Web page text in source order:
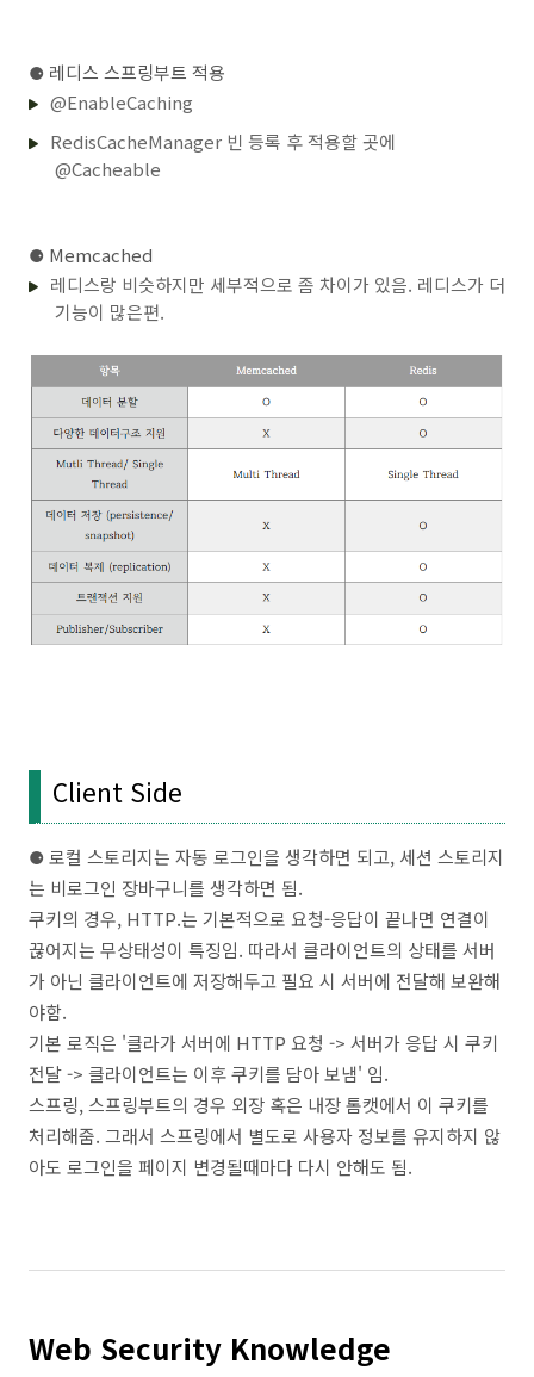
⚈ 레디스 스프링부트 적용
@EnableCaching
RedisCacheManager 빈 등록 후 적용할 곳에
@Cacheable
⚈ Memcached
레디스랑 비슷하지만 세부적으로 좀 차이가 있음. 레디스가 더
기능이 많은편.
Client Side
⚈ 로컬 스토리지는 자동 로그인을 생각하면 되고, 세션 스토리지
는 비로그인 장바구니를 생각하면 됨.
쿠키의 경우, HTTP.는 기본적으로 요청-응답이 끝나면 연결이
끊어지는 무상태성이 특징임. 따라서 클라이언트의 상태를 서버
가 아닌 클라이언트에 저장해두고 필요 시 서버에 전달해 보완해
야함.
기본 로직은 '클라가 서버에 HTTP 요청 -> 서버가 응답 시 쿠키
전달 -> 클라이언트는 이후 쿠키를 담아 보냄' 임.
스프링, 스프링부트의 경우 외장 혹은 내장 톰캣에서 이 쿠키를
처리해줌. 그래서 스프링에서 별도로 사용자 정보를 유지하지 않
아도 로그인을 페이지 변경될때마다 다시 안해도 됨.
Web Security Knowledge